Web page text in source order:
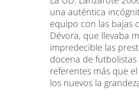
una auténtica
equipo con las bajas
Dévora, que llevaba
impredecible las
docena de
referentes más que
los nuevos la